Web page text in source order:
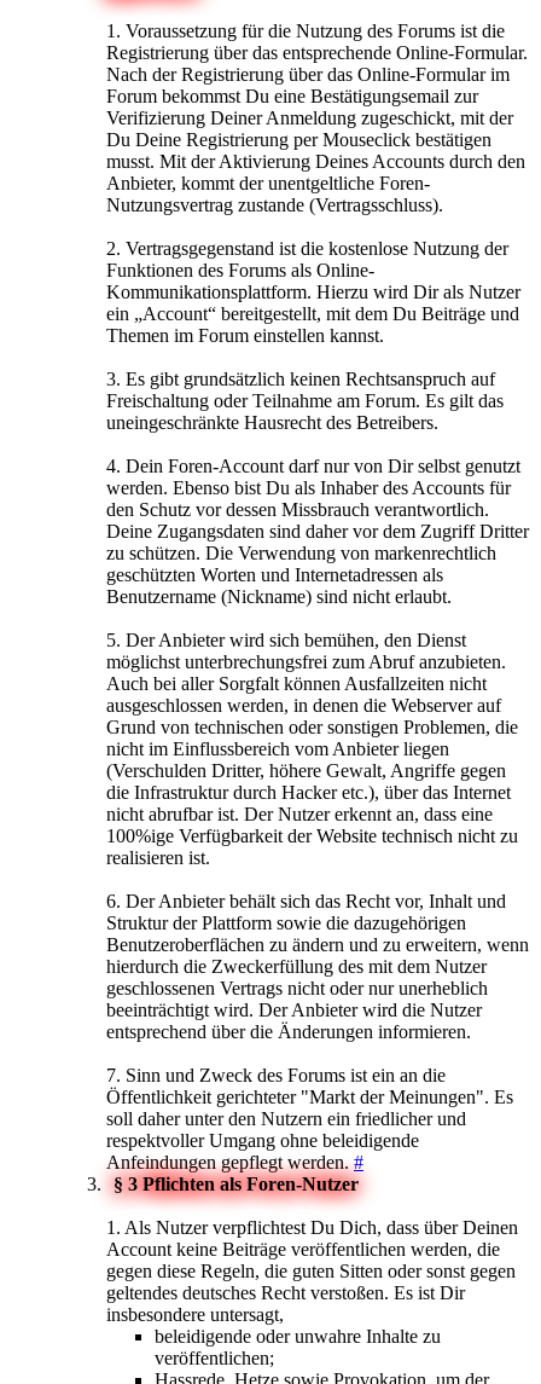
1. Voraussetzung für die Nutzung des Forums ist die
Registrierung über das entsprechende Online-Formular.
Nach der Registrierung über das Online-Formular im
Forum bekommst Du eine Bestätigungsemail zur
Verifizierung Deiner Anmeldung zugeschickt, mit der
Du Deine Registrierung per Mouseclick bestätigen
musst. Mit der Aktivierung Deines Accounts durch den
Anbieter, kommt der unentgeltliche Foren-
Nutzungsvertrag zustande (Vertragsschluss).
2. Vertragsgegenstand ist die kostenlose Nutzung der
Funktionen des Forums als Online-
Kommunikationsplattform. Hierzu wird Dir als Nutzer
ein „Account“ bereitgestellt, mit dem Du Beiträge und
Themen im Forum einstellen kannst.
3. Es gibt grundsätzlich keinen Rechtsanspruch auf
Freischaltung oder Teilnahme am Forum. Es gilt das
uneingeschränkte Hausrecht des Betreibers.
4. Dein Foren-Account darf nur von Dir selbst genutzt
werden. Ebenso bist Du als Inhaber des Accounts für
den Schutz vor dessen Missbrauch verantwortlich.
Deine Zugangsdaten sind daher vor dem Zugriff Dritter
zu schützen. Die Verwendung von markenrechtlich
geschützten Worten und Internetadressen als
Benutzername (Nickname) sind nicht erlaubt.
5. Der Anbieter wird sich bemühen, den Dienst
möglichst unterbrechungsfrei zum Abruf anzubieten.
Auch bei aller Sorgfalt können Ausfallzeiten nicht
ausgeschlossen werden, in denen die Webserver auf
Grund von technischen oder sonstigen Problemen, die
nicht im Einflussbereich vom Anbieter liegen
(Verschulden Dritter, höhere Gewalt, Angriffe gegen
die Infrastruktur durch Hacker etc.), über das Internet
nicht abrufbar ist. Der Nutzer erkennt an, dass eine
100%ige Verfügbarkeit der Website technisch nicht zu
realisieren ist.
6. Der Anbieter behält sich das Recht vor, Inhalt und
Struktur der Plattform sowie die dazugehörigen
Benutzeroberflächen zu ändern und zu erweitern, wenn
hierdurch die Zweckerfüllung des mit dem Nutzer
geschlossenen Vertrags nicht oder nur unerheblich
beeinträchtigt wird. Der Anbieter wird die Nutzer
entsprechend über die Änderungen informieren.
7. Sinn und Zweck des Forums ist ein an die
Öffentlichkeit gerichteter "Markt der Meinungen". Es
soll daher unter den Nutzern ein friedlicher und
respektvoller Umgang ohne beleidigende
Anfeindungen gepflegt werden. #
§ 3 Pflichten als Foren-Nutzer
1. Als Nutzer verpflichtest Du Dich, dass über Deinen
Account keine Beiträge veröffentlichen werden, die
gegen diese Regeln, die guten Sitten oder sonst gegen
geltendes deutsches Recht verstoßen. Es ist Dir
insbesondere untersagt,
beleidigende oder unwahre Inhalte zu
veröffentlichen;